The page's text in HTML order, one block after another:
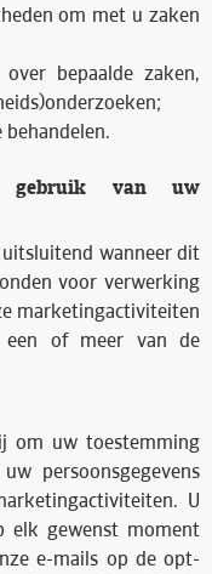
om met u zaken
bepaalde zaken,
gebruik van uw
wanneer dit
voor verwerking
marketingactiviteiten
een of meer van de
om uw toestemming
persoonsgegevens
U
elk gewenst moment
e-mails op de opt-